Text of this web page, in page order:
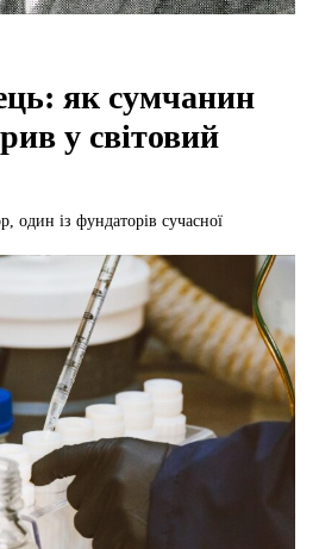
як сумчанин
у світовий
один із фундаторів сучасної